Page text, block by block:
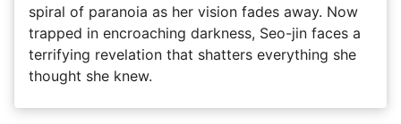
spiral of paranoia as her vision fades away. Now
trapped in encroaching darkness, Seo-jin faces a
terrifying revelation that shatters everything she
thought she knew.